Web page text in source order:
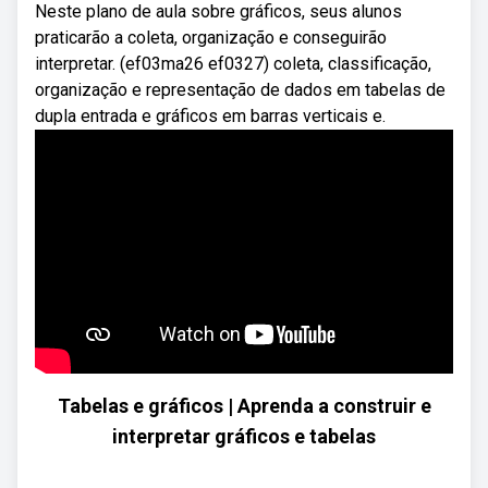
Neste plano de aula sobre gráficos, seus alunos
praticarão a coleta, organização e conseguirão
interpretar. (ef03ma26 ef0327) coleta, classificação,
organização e representação de dados em tabelas de
dupla entrada e gráficos em barras verticais e.
Tabelas e gráficos | Aprenda a construir e
interpretar gráficos e tabelas